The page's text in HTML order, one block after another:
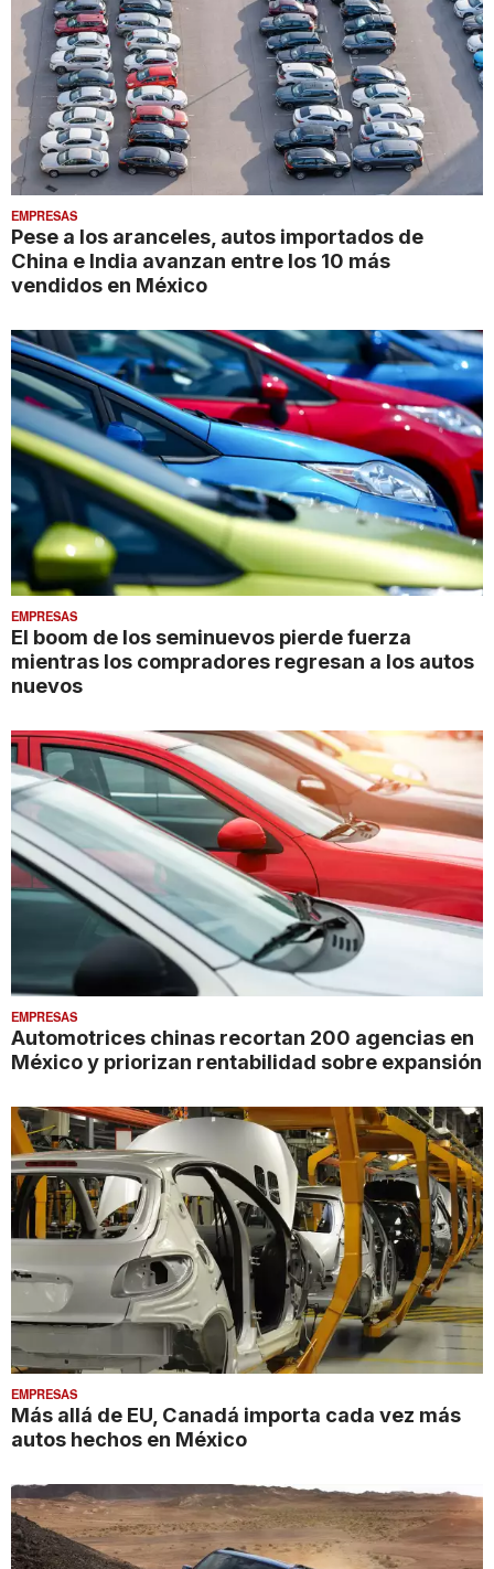
EMPRESAS
Pese a los aranceles, autos importados de
China e India avanzan entre los 10 más
vendidos en México
EMPRESAS
El boom de los seminuevos pierde fuerza
mientras los compradores regresan a los autos
nuevos
EMPRESAS
Automotrices chinas recortan 200 agencias en
México y priorizan rentabilidad sobre expansión
EMPRESAS
Más allá de EU, Canadá importa cada vez más
autos hechos en México